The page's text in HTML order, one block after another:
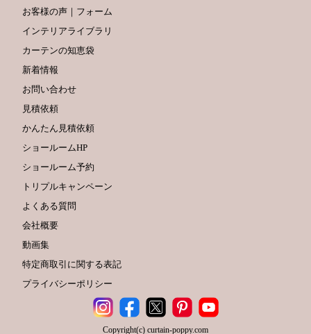
お客様の声｜フォーム
インテリアライブラリ
カーテンの知恵袋
新着情報
お問い合わせ
見積依頼
かんたん見積依頼
ショールームHP
ショールーム予約
トリプルキャンペーン
よくある質問
会社概要
動画集
特定商取引に関する表記
プライバシーポリシー
Copyright(c) curtain-poppy.com